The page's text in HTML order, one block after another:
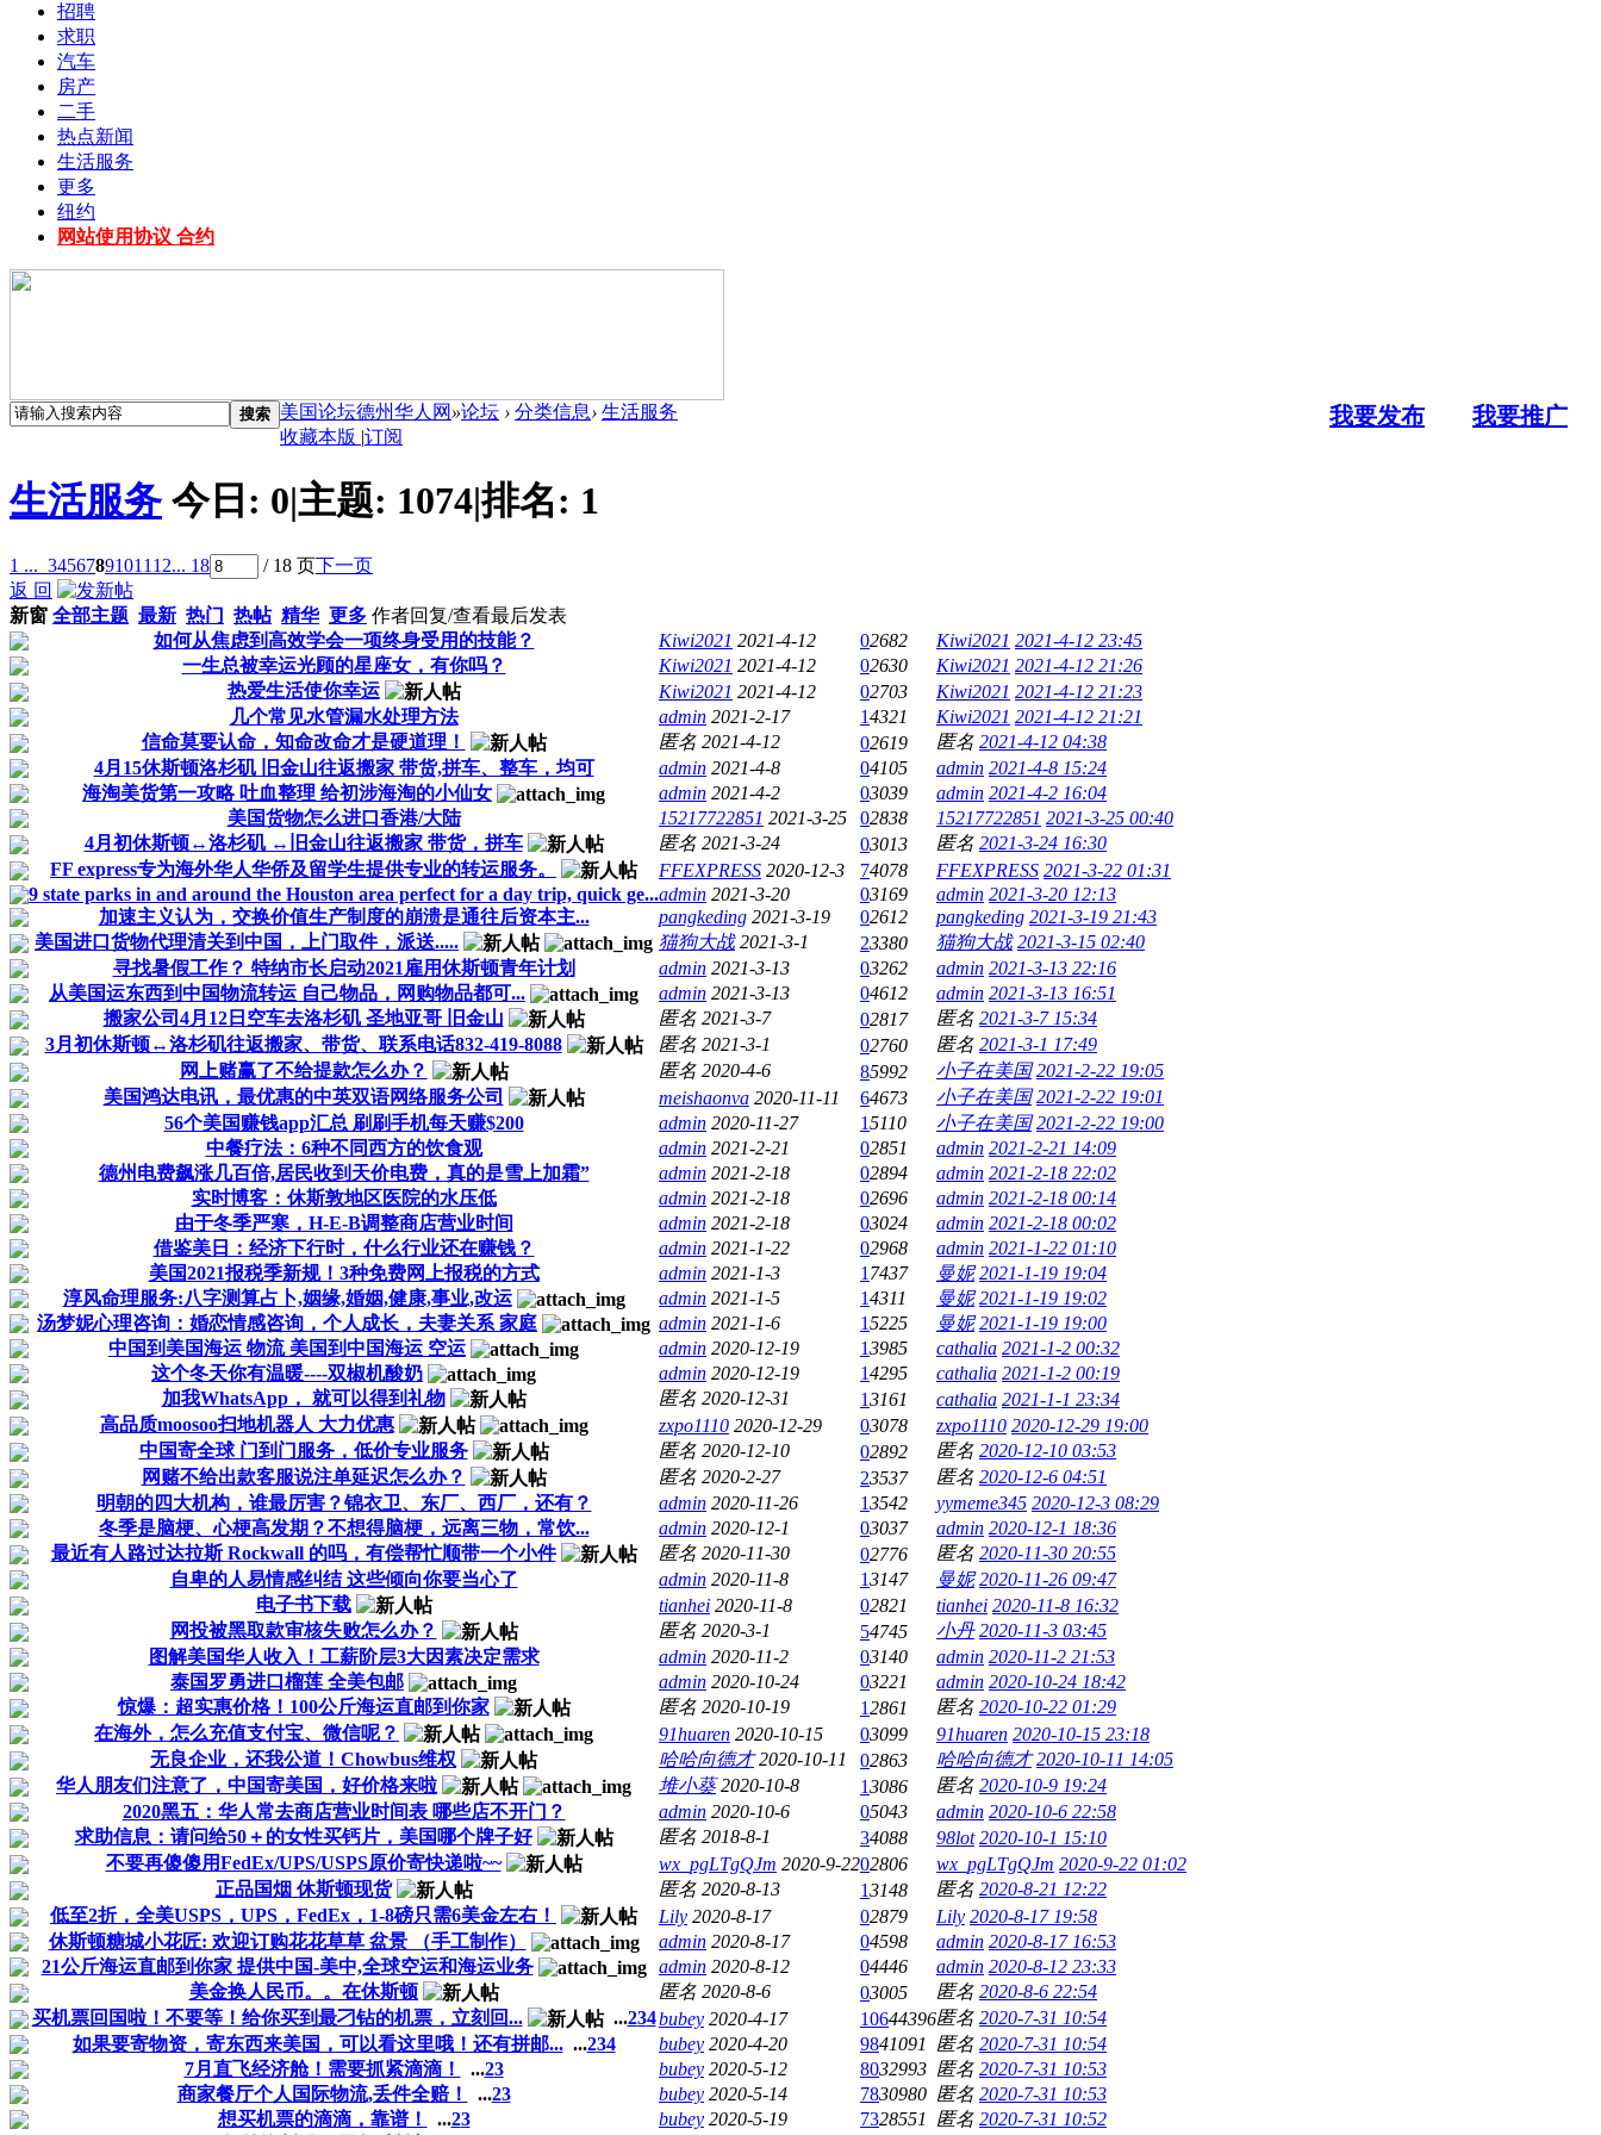
招聘
求职
汽车
房产
二手
热点新闻
生活服务
更多
纽约
网站使用协议 合约
搜索 我要发布 我要推广
美国论坛德州华人网 »论坛 › 分类信息› 生活服务
收藏本版 |订阅
生活服务 今日: 0|主题: 1074|排名: 1
1 ... 34567891011 12... 18 / 18 页下一页
返 回
新窗 全部主题 最新 热门 热帖 精华 更多 作者回复/查看最后发表
如何从焦虑到高效学会一项终身受用的技能？
Kiwi2021 2021-4-12 02682 Kiwi2021 2021-4-12 23:45
一生总被幸运光顾的星座女，有你吗？
Kiwi2021 2021-4-12 02630 Kiwi2021 2021-4-12 21:26
热爱生活使你幸运
Kiwi2021 2021-4-12 02703 Kiwi2021 2021-4-12 21:23
几个常见水管漏水处理方法
admin 2021-2-17 14321 Kiwi2021 2021-4-12 21:21
信命莫要认命，知命改命才是硬道理！
匿名 2021-4-12 02619 匿名 2021-4-12 04:38
4月15休斯顿洛杉矶 旧金山往返搬家 带货,拼车、整车，均可
admin 2021-4-8 04105 admin 2021-4-8 15:24
海淘美货第一攻略 吐血整理 给初涉海淘的小仙女
admin 2021-4-2 03039 admin 2021-4-2 16:04
美国货物怎么进口香港/大陆
15217722851 2021-3-25 02838 15217722851 2021-3-25 00:40
4月初休斯顿↔️洛杉矶 ↔️旧金山往返搬家 带货，拼车
匿名 2021-3-24 03013 匿名 2021-3-24 16:30
FF express专为海外华人华侨及留学生提供专业的转运服务。
FFEXPRESS 2020-12-3 74078 FFEXPRESS 2021-3-22 01:31
9 state parks in and around the Houston area perfect for a day trip, quick ge...admin 2021-3-20 03169 admin 2021-3-20 12:13
加速主义认为，交换价值生产制度的崩溃是通往后资本主...
pangkeding 2021-3-19 02612 pangkeding 2021-3-19 21:43
美国进口货物代理清关到中国，上门取件，派送.....
猫狗大战 2021-3-1 23380 猫狗大战 2021-3-15 02:40
寻找暑假工作？ 特纳市长启动2021雇用休斯顿青年计划
admin 2021-3-13 03262 admin 2021-3-13 22:16
从美国运东西到中国物流转运 自己物品，网购物品都可...
admin 2021-3-13 04612 admin 2021-3-13 16:51
搬家公司4月12日空车去洛杉矶 圣地亚哥 旧金山
匿名 2021-3-7 02817 匿名 2021-3-7 15:34
3月初休斯顿↔️洛杉矶往返搬家、带货、联系电话832-419-8088
匿名 2021-3-1 02760 匿名 2021-3-1 17:49
网上赌赢了不给提款怎么办？
匿名 2020-4-6 85992 小子在美国 2021-2-22 19:05
美国鸿达电讯，最优惠的中英双语网络服务公司
meishaonva 2020-11-11 64673 小子在美国 2021-2-22 19:01
56个美国赚钱app汇总 刷刷手机每天赚$200
admin 2020-11-27 15110 小子在美国 2021-2-22 19:00
中餐疗法：6种不同西方的饮食观
admin 2021-2-21 02851 admin 2021-2-21 14:09
德州电费飙涨几百倍,居民收到天价电费，真的是雪上加霜”
admin 2021-2-18 02894 admin 2021-2-18 22:02
实时博客：休斯敦地区医院的水压低
admin 2021-2-18 02696 admin 2021-2-18 00:14
由于冬季严寒，H-E-B调整商店营业时间
admin 2021-2-18 03024 admin 2021-2-18 00:02
借鉴美日：经济下行时，什么行业还在赚钱？
admin 2021-1-22 02968 admin 2021-1-22 01:10
美国2021报税季新规！3种免费网上报税的方式
admin 2021-1-3 1 7437 曼妮 2021-1-19 19:04
淳风命理服务:八字测算占卜,姻缘,婚姻,健康,事业,改运
admin 2021-1-5 14311 曼妮 2021-1-19 19:02
汤梦妮心理咨询：婚恋情感咨询，个人成长，夫妻关系 家庭
admin 2021-1-6 15225 曼妮 2021-1-19 19:00
中国到美国海运 物流 美国到中国海运 空运
admin 2020-12-19 13985 cathalia 2021-1-2 00:32
这个冬天你有温暖----双椒机酸奶
admin 2020-12-19 14295 cathalia 2021-1-2 00:19
加我WhatsApp， 就可以得到礼物
匿名 2020-12-31 13161 cathalia 2021-1-1 23:34
高品质moosoo扫地机器人 大力优惠
zxpo1110 2020-12-29 03078 zxpo1110 2020-12-29 19:00
中国寄全球 门到门服务，低价专业服务
匿名 2020-12-10 02892 匿名 2020-12-10 03:53
网赌不给出款客服说注单延迟怎么办？
匿名 2020-2-27 23537 匿名 2020-12-6 04:51
明朝的四大机构，谁最厉害？锦衣卫、东厂、西厂，还有？
admin 2020-11-26 13542 yymeme345 2020-12-3 08:29
冬季是脑梗、心梗高发期？不想得脑梗，远离三物，常饮...
admin 2020-12-1 03037 admin 2020-12-1 18:36
最近有人路过达拉斯 Rockwall 的吗，有偿帮忙顺带一个小件
匿名 2020-11-30 02776 匿名 2020-11-30 20:55
自卑的人易情感纠结 这些倾向你要当心了
admin 2020-11-8 13147 曼妮 2020-11-26 09:47
电子书下载
tianhei 2020-11-8 02821 tianhei 2020-11-8 16:32
网投被黑取款审核失败怎么办？
匿名 2020-3-1 54745 小丹 2020-11-3 03:45
图解美国华人收入！工薪阶层3大因素决定需求
admin 2020-11-2 03140 admin 2020-11-2 21:53
泰国罗勇进口榴莲 全美包邮
admin 2020-10-24 03221 admin 2020-10-24 18:42
惊爆：超实惠价格！100公斤海运直邮到你家
匿名 2020-10-19 12861 匿名 2020-10-22 01:29
在海外，怎么充值支付宝、微信呢？
91huaren 2020-10-15 03099 91huaren 2020-10-15 23:18
无良企业，还我公道！Chowbus维权
哈哈向德才 2020-10-11 02863 哈哈向德才 2020-10-11 14:05
华人朋友们注意了，中国寄美国，好价格来啦
堆小葵 2020-10-8 13086 匿名 2020-10-9 19:24
2020黑五：华人常去商店营业时间表 哪些店不开门？
admin 2020-10-6 05043 admin 2020-10-6 22:58
求助信息：请问给50＋的女性买钙片，美国哪个牌子好
匿名 2018-8-1 34088 98lot 2020-10-1 15:10
不要再傻傻用FedEx/UPS/USPS原价寄快递啦~~
wx_pgLTgQJm 2020-9-2202806 wx_pgLTgQJm 2020-9-22 01:02
正品国烟 休斯顿现货
匿名 2020-8-13 13148 匿名 2020-8-21 12:22
低至2折，全美USPS，UPS，FedEx，1-8磅只需6美金左右！
Lily 2020-8-17 02879 Lily 2020-8-17 19:58
休斯顿糖城小花匠: 欢迎订购花花草草 盆景 （手工制作）
admin 2020-8-17 04598 admin 2020-8-17 16:53
21公斤海运直邮到你家 提供中国-美中,全球空运和海运业务
admin 2020-8-12 04446 admin 2020-8-12 23:33
美金换人民币。。在休斯顿
匿名 2020-8-6 03005 匿名 2020-8-6 22:54
买机票回国啦！不要等！给你买到最刁钻的机票，立刻回...
...234bubey 2020-4-17 10644396匿名 2020-7-31 10:54
如果要寄物资，寄东西来美国，可以看这里哦！还有拼邮... ...234 bubey 2020-4-20 9841091 匿名 2020-7-31 10:54
7月直飞经济舱！需要抓紧滴滴！
...23 bubey 2020-5-12 8032993 匿名 2020-7-31 10:53
商家餐厅个人国际物流,丢件全赔！
...23 bubey 2020-5-14 7830980 匿名 2020-7-31 10:53
想买机票的滴滴，靠谱！
...23 bubey 2020-5-19 7328551 匿名 2020-7-31 10:52